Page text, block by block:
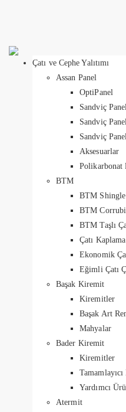
Çatı ve Cephe Yalıtımı
Assan Panel
OptiPanel
Sandviç
Sandviç
Sandviç
Aksesuarlar
Polikarbonat
BTM
BTM Shingle
BTM
BTM Taşlı
Çatı
Ekonomik
Eğimli Çatı
Başak Kiremit
Kiremitler
Başak Art
Mahyalar
Bader Kiremit
Kiremitler
Yardımcı
Atermit